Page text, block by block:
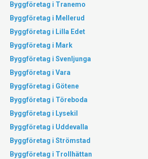
Byggföretag i Tranemo
Byggföretag i Mellerud
Byggföretag i Lilla Edet
Byggföretag i Mark
Byggföretag i Svenljunga
Byggföretag i Vara
Byggföretag i Götene
Byggföretag i Töreboda
Byggföretag i Lysekil
Byggföretag i Uddevalla
Byggföretag i Strömstad
Byggföretag i Trollhättan